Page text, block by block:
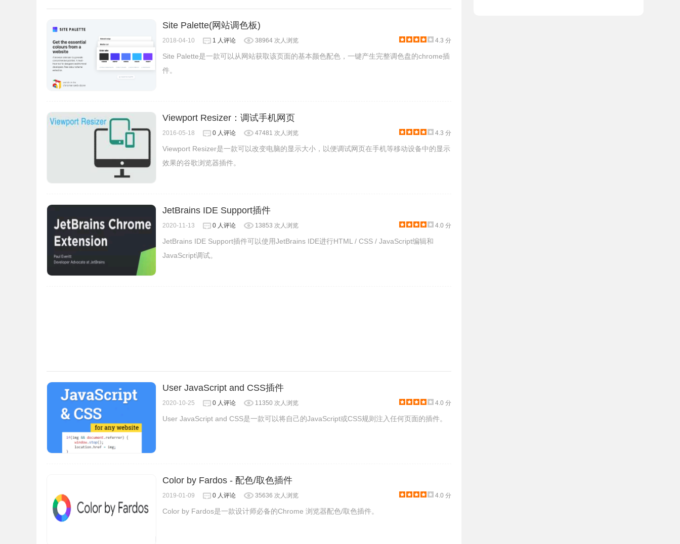
个元件的属性非常方便。
却可以加载出所有的图片资源。鼠标悬浮上会出现图片的基本信息。我们点击 "EXPORT"（导出），图片即开始
被下载。以后不管多难右击另存为的图，你都可以轻松收入囊中啦。
Site Palette(网站调色板)
2018-04-10 1 人评论 38964 次人浏览 4.3 分
Site Palette是一款可以从网站获取该页面的基本颜色配色，一键产生完整调色盘的chrome插
件。
Viewport Resizer：调试手机网页
2016-05-18 0 人评论 47481 次人浏览 4.3 分
Viewport Resizer是一款可以改变电脑的显示大小，以便调试网页在手机等移动设备中的显示
效果的谷歌浏览器插件。
JetBrains IDE Support插件
2020-11-13 0 人评论 13853 次人浏览 4.0 分
JetBrains IDE Support插件可以使用JetBrains IDE进行HTML / CSS / JavaScript编辑和
JavaScript调试。
User JavaScript and CSS插件
2020-10-25 0 人评论 11350 次人浏览 4.0 分
User JavaScript and CSS是一款可以将自己的JavaScript或CSS规则注入任何页面的插件。
Color by Fardos - 配色/取色插件
2019-01-09 0 人评论 35636 次人浏览 4.0 分
Color by Fardos是一款设计师必备的Chrome 浏览器配色/取色插件。